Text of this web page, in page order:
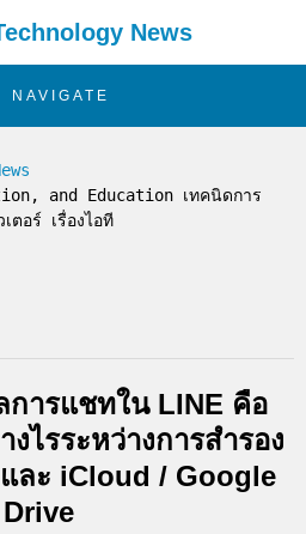
News
NAVIGATE
ตอร์ เรื่องไอที
การแชทใน LINE คือ
ไรระหว่างการสำรอง
ละ iCloud / Google
Drive